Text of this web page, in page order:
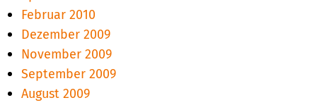
Februar 2010
Dezember 2009
November 2009
September 2009
August 2009